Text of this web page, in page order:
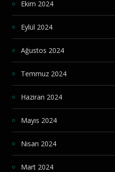
Ekim 2024
Eylül 2024
Ağustos 2024
Temmuz 2024
Haziran 2024
Mayıs 2024
Nisan 2024
Mart 2024